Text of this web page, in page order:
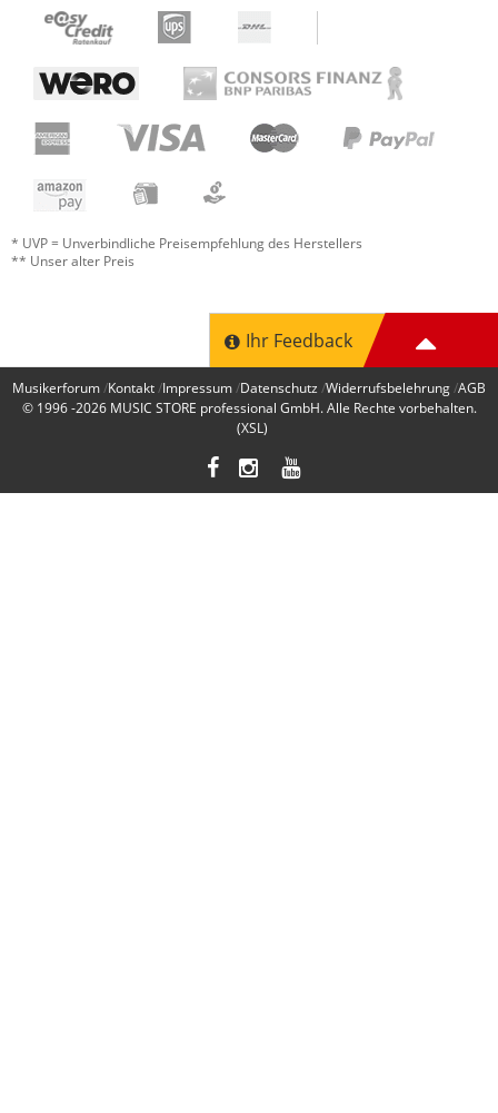
* UVP = Unverbindliche Preisempfehlung des Herstellers
** Unser alter Preis
Ihr Feedback
Musikerforum Kontakt Impressum Datenschutz Widerrufsbelehrung AGB
© 1996 -2026 MUSIC STORE professional GmbH. Alle Rechte vorbehalten.
(XSL)